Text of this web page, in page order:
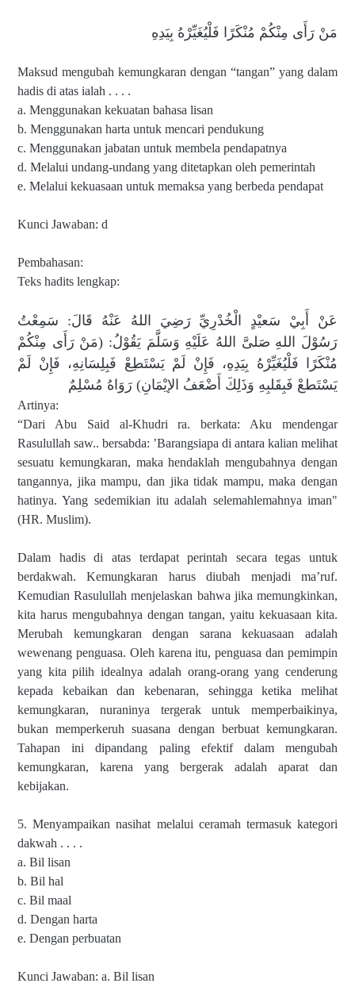
مَنْ رَأَى مِنْكُمْ مُنْكَرًا فَلْيُغَيِّرْهُ بِيَدِهِ
Maksud mengubah kemungkaran dengan “tangan” yang dalam
hadis di atas ialah . . . .
a. Menggunakan kekuatan bahasa lisan
b. Menggunakan harta untuk mencari pendukung
c. Menggunakan jabatan untuk membela pendapatnya
d. Melalui undang-undang yang ditetapkan oleh pemerintah
e. Melalui kekuasaan untuk memaksa yang berbeda pendapat
Kunci Jawaban: d
Pembahasan:
Teks hadits lengkap:
عَنْ أَبِيْ سَعيْدٍ الْخُدْرِيِّ رَضِيَ اللهُ عَنْهُ قَالَ: سَمِعْتُ
رَسُوْلَ اللهِ صَلىَّ اللهُ عَلَيْهِ وَسَلَّمَ يَقُوْلُ: (مَنْ رَأَى مِنْكُمْ
مُنْكَرًا فَلْيُغَيِّرْهُ بِيَدِهِ، فَإِنْ لَمْ يَسْتَطِعْ فَبِلِسَانِهِ، فَإِنْ لَمْ
يَسْتَطعْ فَبِقَلبِهِ وَذَلِكَ أَضْعَفُ الإيْمَانِ) رَوَاهُ مُسْلِمٌ
Artinya:
“Dari Abu Said al-Khudri ra. berkata: Aku mendengar
Rasulullah saw.. bersabda: ’Barangsiapa di antara kalian melihat
sesuatu kemungkaran, maka hendaklah mengubahnya dengan
tangannya, jika mampu, dan jika tidak mampu, maka dengan
hatinya. Yang sedemikian itu adalah selemahlemahnya iman"
(HR. Muslim).
Dalam hadis di atas terdapat perintah secara tegas untuk
berdakwah. Kemungkaran harus diubah menjadi ma’ruf.
Kemudian Rasulullah menjelaskan bahwa jika memungkinkan,
kita harus mengubahnya dengan tangan, yaitu kekuasaan kita.
Merubah kemungkaran dengan sarana kekuasaan adalah
wewenang penguasa. Oleh karena itu, penguasa dan pemimpin
yang kita pilih idealnya adalah orang-orang yang cenderung
kepada kebaikan dan kebenaran, sehingga ketika melihat
kemungkaran, nuraninya tergerak untuk memperbaikinya,
bukan memperkeruh suasana dengan berbuat kemungkaran.
Tahapan ini dipandang paling efektif dalam mengubah
kemungkaran, karena yang bergerak adalah aparat dan
kebijakan.
5. Menyampaikan nasihat melalui ceramah termasuk kategori
dakwah . . . .
a. Bil lisan
b. Bil hal
c. Bil maal
d. Dengan harta
e. Dengan perbuatan
Kunci Jawaban: a. Bil lisan